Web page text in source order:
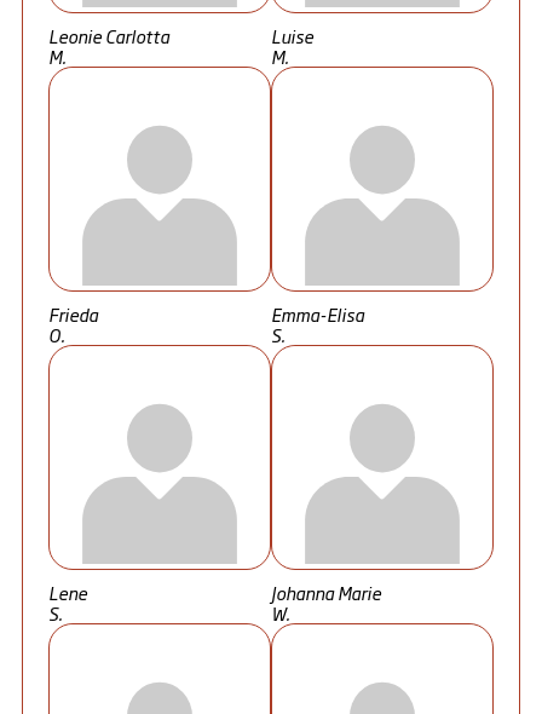
Leonie Carlotta
M.
Luise
M.
Frieda
O.
Emma-Elisa
S.
Lene
S.
Johanna Marie
W.